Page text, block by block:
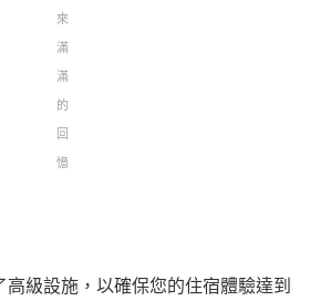
來
滿
滿
的
回
憶
級設施，以確保您的住宿體驗達到